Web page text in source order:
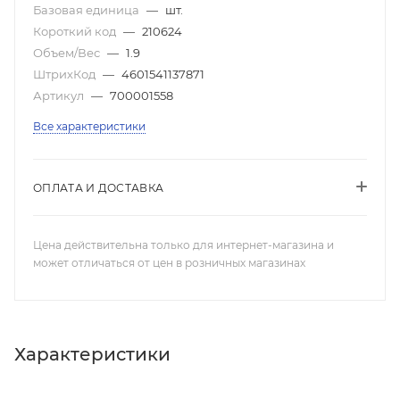
Базовая единица — шт.
Короткий код — 210624
Объем/Вес — 1.9
ШтрихКод — 4601541137871
Артикул — 700001558
Все характеристики
ОПЛАТА И ДОСТАВКА
Цена действительна только для интернет-магазина и
может отличаться от цен в розничных магазинах
Характеристики